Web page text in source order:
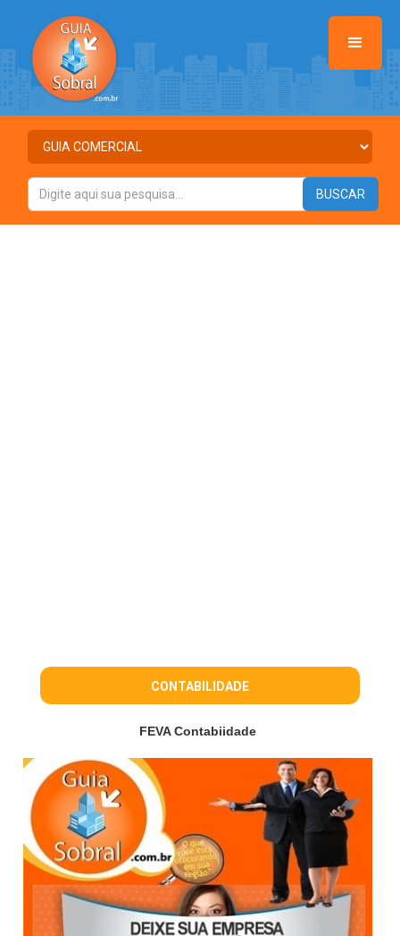
CONTABILIDADE
FEVA Contabiidade